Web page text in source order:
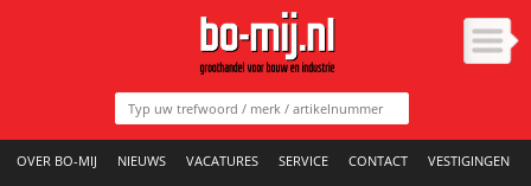
OVER BO-MIJ NIEUWS VACATURES SERVICE CONTACT
VESTIGINGEN